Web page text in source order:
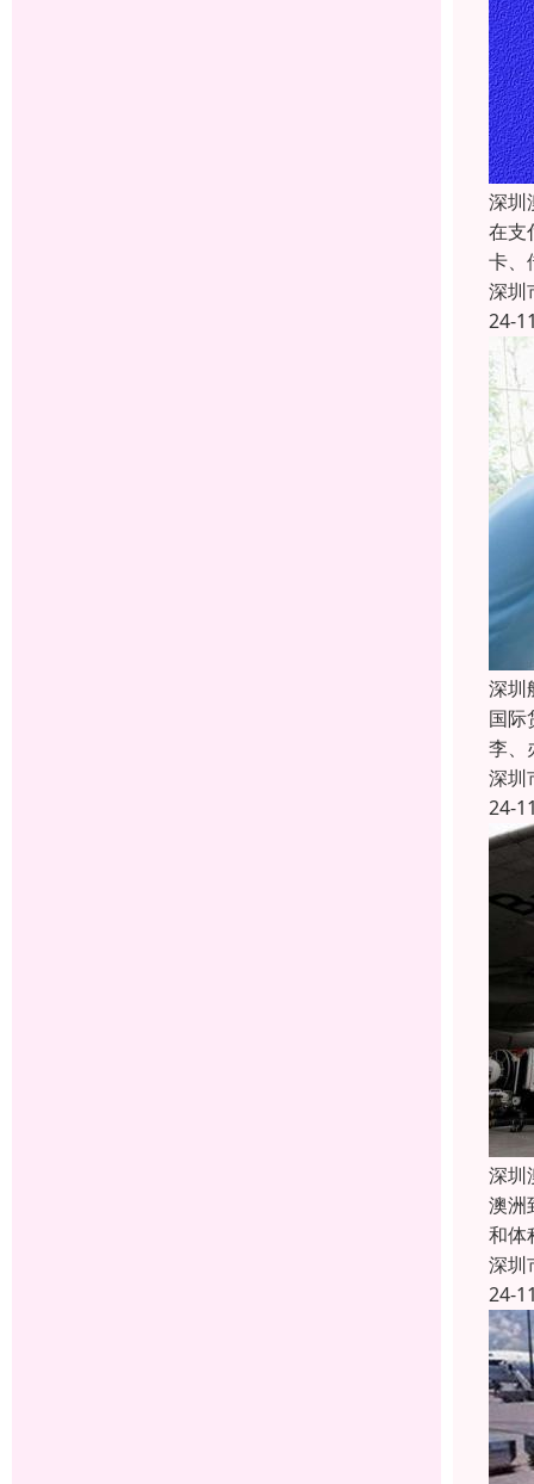
深圳
在支
卡、
深圳
24-
深圳
国际
李、
深圳
24-
深圳
澳洲
和体
深圳
24-